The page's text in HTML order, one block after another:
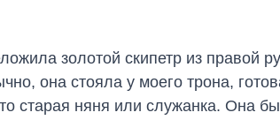
золотой скипетр из правой
она стояла у моего трона,
старая няня или служанка. Она